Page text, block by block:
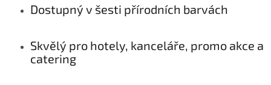
Dostupný v šesti přírodních barvách
Skvělý pro hotely, kanceláře, promo akce a
catering